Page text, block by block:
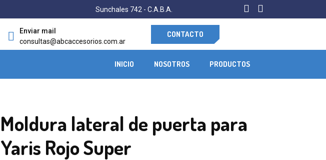
Sunchales 742 - C.A.B.A.
Enviar mail
consultas@abcaccesorios.com.ar
CONTACTO
INICIO NOSOTROS PRODUCTOS
Moldura lateral de puerta para
Yaris Rojo Super